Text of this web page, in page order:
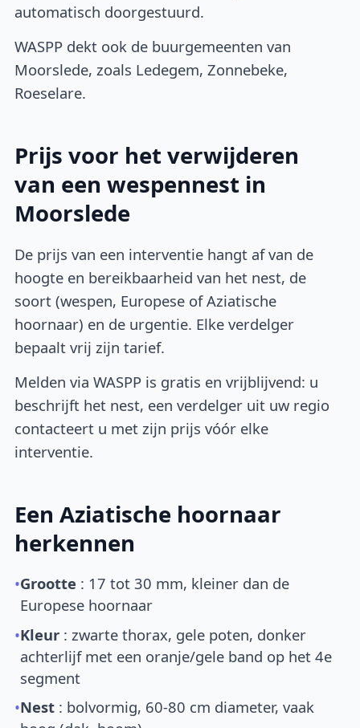
automatisch doorgestuurd.
WASPP dekt ook de buurgemeenten van
Moorslede, zoals Ledegem, Zonnebeke,
Roeselare.
Prijs voor het verwijderen
van een wespennest in
Moorslede
De prijs van een interventie hangt af van de
hoogte en bereikbaarheid van het nest, de
soort (wespen, Europese of Aziatische
hoornaar) en de urgentie. Elke verdelger
bepaalt vrij zijn tarief.
Melden via WASPP is gratis en vrijblijvend: u
beschrijft het nest, een verdelger uit uw regio
contacteert u met zijn prijs vóór elke
interventie.
Een Aziatische hoornaar
herkennen
•Grootte : 17 tot 30 mm, kleiner dan de
Europese hoornaar
•Kleur : zwarte thorax, gele poten, donker
achterlijf met een oranje/gele band op het 4e
segment
•Nest : bolvormig, 60-80 cm diameter, vaak